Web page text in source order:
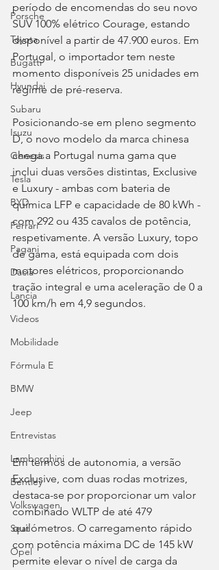
Porsche
Toyota
Bugatti
Hyundai
Subaru
Isuzu
Genesis
Tesla
BYD
Ferrari
Pagani
Dacia
Lancia
Videos
Mobilidade
Fórmula E
BMW
Jeep
Entrevistas
Lamborghini
Bentley
Volkswagen
Seat
Opel
período de encomendas do seu novo
SUV 100% elétrico Courage, estando
disponível a partir de 47.900 euros. Em
Portugal, o importador tem neste
momento disponíveis 25 unidades em
regime de pré-reserva.
Posicionando-se em pleno segmento
D, o novo modelo da marca chinesa
chega a Portugal numa gama que
inclui duas versões distintas, Exclusive
e Luxury - ambas com bateria de
química LFP e capacidade de 80 kWh -
com 292 ou 435 cavalos de potência,
respetivamente. A versão Luxury, topo
de gama, está equipada com dois
motores elétricos, proporcionando
tração integral e uma aceleração de 0 a
100 km/h em 4,9 segundos.
Em termos de autonomia, a versão
Exclusive, com duas rodas motrizes,
destaca-se por proporcionar um valor
combinado WLTP de até 479
quilómetros. O carregamento rápido
com potência máxima DC de 145 kW
permite elevar o nível de carga da